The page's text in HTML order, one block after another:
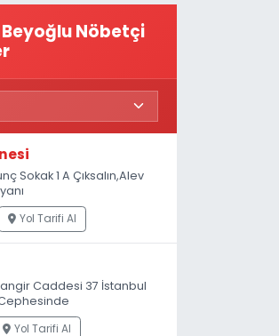
bin TL'ye çıkardık”
Nöbetçi
Sokak 1 A Çıksalın,Alev
Yol Tarifi Al
Caddesi 37 İstanbul
Yol Tarifi Al